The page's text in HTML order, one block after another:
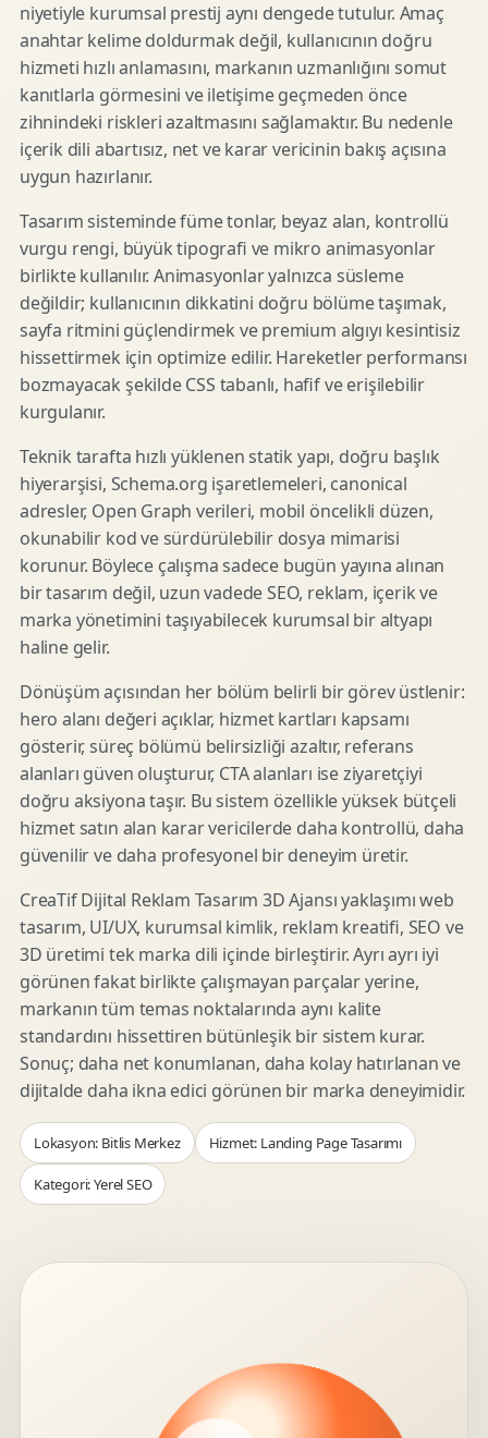
niyetiyle kurumsal prestij aynı dengede tutulur. Amaç
anahtar kelime doldurmak değil, kullanıcının doğru
hizmeti hızlı anlamasını, markanın uzmanlığını somut
kanıtlarla görmesini ve iletişime geçmeden önce
zihnindeki riskleri azaltmasını sağlamaktır. Bu nedenle
içerik dili abartısız, net ve karar vericinin bakış açısına
uygun hazırlanır.
Tasarım sisteminde füme tonlar, beyaz alan, kontrollü
vurgu rengi, büyük tipografi ve mikro animasyonlar
birlikte kullanılır. Animasyonlar yalnızca süsleme
değildir; kullanıcının dikkatini doğru bölüme taşımak,
sayfa ritmini güçlendirmek ve premium algıyı kesintisiz
hissettirmek için optimize edilir. Hareketler performansı
bozmayacak şekilde CSS tabanlı, hafif ve erişilebilir
kurgulanır.
Teknik tarafta hızlı yüklenen statik yapı, doğru başlık
hiyerarşisi, Schema.org işaretlemeleri, canonical
adresler, Open Graph verileri, mobil öncelikli düzen,
okunabilir kod ve sürdürülebilir dosya mimarisi
korunur. Böylece çalışma sadece bugün yayına alınan
bir tasarım değil, uzun vadede SEO, reklam, içerik ve
marka yönetimini taşıyabilecek kurumsal bir altyapı
haline gelir.
Dönüşüm açısından her bölüm belirli bir görev üstlenir:
hero alanı değeri açıklar, hizmet kartları kapsamı
gösterir, süreç bölümü belirsizliği azaltır, referans
alanları güven oluşturur, CTA alanları ise ziyaretçiyi
doğru aksiyona taşır. Bu sistem özellikle yüksek bütçeli
hizmet satın alan karar vericilerde daha kontrollü, daha
güvenilir ve daha profesyonel bir deneyim üretir.
CreaTif Dijital Reklam Tasarım 3D Ajansı yaklaşımı web
tasarım, UI/UX, kurumsal kimlik, reklam kreatifi, SEO ve
3D üretimi tek marka dili içinde birleştirir. Ayrı ayrı iyi
görünen fakat birlikte çalışmayan parçalar yerine,
markanın tüm temas noktalarında aynı kalite
standardını hissettiren bütünleşik bir sistem kurar.
Sonuç; daha net konumlanan, daha kolay hatırlanan ve
dijitalde daha ikna edici görünen bir marka deneyimidir.
Lokasyon: Bitlis Merkez Hizmet: Landing Page Tasarımı
Kategori: Yerel SEO